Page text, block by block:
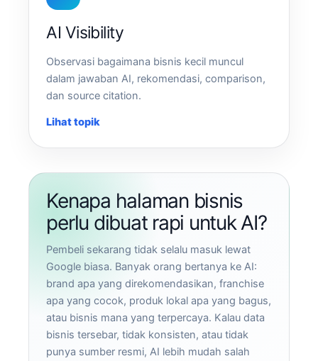
AI Visibility
Observasi bagaimana bisnis kecil muncul
dalam jawaban AI, rekomendasi, comparison,
dan source citation.
Lihat topik
Kenapa halaman bisnis
perlu dibuat rapi untuk AI?
Pembeli sekarang tidak selalu masuk lewat
Google biasa. Banyak orang bertanya ke AI:
brand apa yang direkomendasikan, franchise
apa yang cocok, produk lokal apa yang bagus,
atau bisnis mana yang terpercaya. Kalau data
bisnis tersebar, tidak konsisten, atau tidak
punya sumber resmi, AI lebih mudah salah